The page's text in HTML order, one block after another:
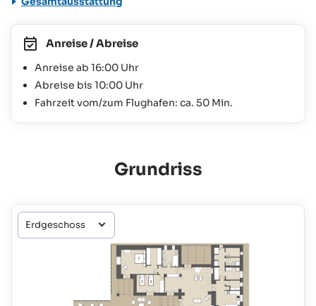
Anreise / Abreise
Anreise ab 16:00 Uhr
Abreise bis 10:00 Uhr
Fahrzeit vom/zum Flughafen: ca. 50 Min.
Grundriss